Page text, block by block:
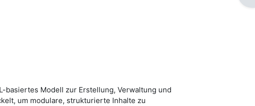
basiertes Modell zur Erstellung, Verwaltung und
um modulare, strukturierte Inhalte zu